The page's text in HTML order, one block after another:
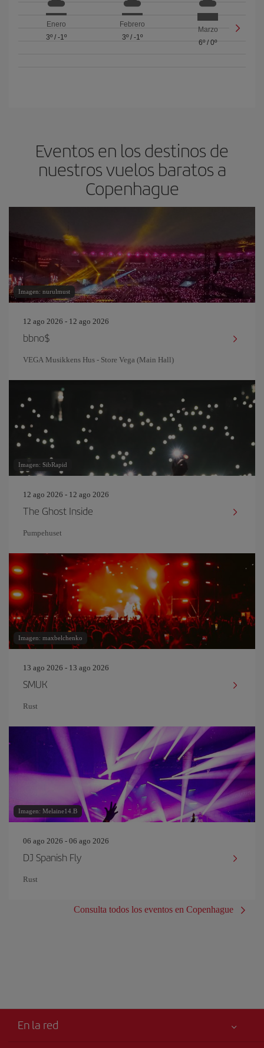
Enero
3º/ -1º
Febrero
3º/ -1º
Marzo
6º/0º
Eventos en los destinos de
nuestros vuelos baratos a
Copenhague
Imagen: nurulmust
12 ago 2026 - 12 ago 2026
bbno$
VEGA Musikkens Hus - Store Vega (Main Hall)
Imagen: SibRapid
12 ago 2026 - 12 ago 2026
The Ghost Inside
Pumpehuset
Imagen: maxbelchenko
13 ago 2026 - 13 ago 2026
SMUK
Rust
Imagen: Melaine14.B
06 ago 2026 - 06 ago 2026
DJ Spanish Fly
Rust
Consulta todos los eventos en Copenhague
En la red